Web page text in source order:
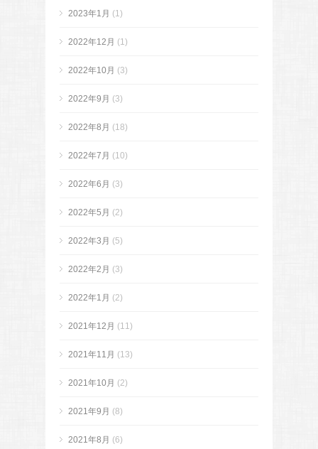
2023年1月 (1)
2022年12月 (1)
2022年10月 (3)
2022年9月 (3)
2022年8月 (18)
2022年7月 (10)
2022年6月 (3)
2022年5月 (2)
2022年3月 (5)
2022年2月 (3)
2022年1月 (2)
2021年12月 (11)
2021年11月 (13)
2021年10月 (2)
2021年9月 (8)
2021年8月 (6)